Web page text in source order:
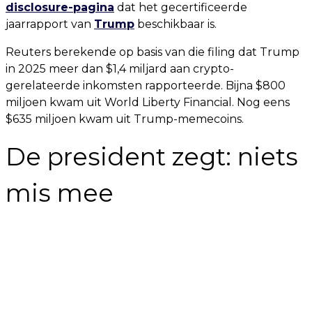
disclosure-pagina dat het gecertificeerde
jaarrapport van Trump beschikbaar is.
Reuters berekende op basis van die filing dat Trump
in 2025 meer dan $1,4 miljard aan crypto-
gerelateerde inkomsten rapporteerde. Bijna $800
miljoen kwam uit World Liberty Financial. Nog eens
$635 miljoen kwam uit Trump-memecoins.
De president zegt: niets
mis mee